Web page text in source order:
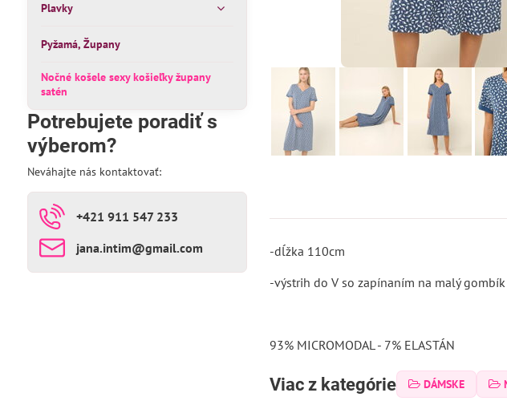
-dĺžka 110cm
-výstrih do V so zapínaním na malý gombík
93% MICROMODAL - 7% ELASTÁN
Viac z kategórie DÁMSKE
Plavky
Pyžamá, Župany
Nočné košele sexy košieľky župany
satén
Potrebujete poradiť s
výberom?
Neváhajte nás kontaktovať:
+421 911 547 233
jana​.intim​@gmail​.com